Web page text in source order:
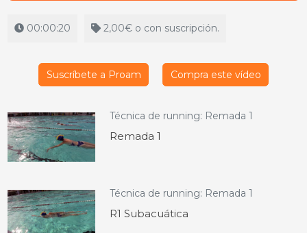
00:00:20 2,00€ o con suscripción.
Suscríbete a Proam Compra este vídeo
Técnica de running: Remada 1
Remada 1
Técnica de running: Remada 1
R1 Subacuática